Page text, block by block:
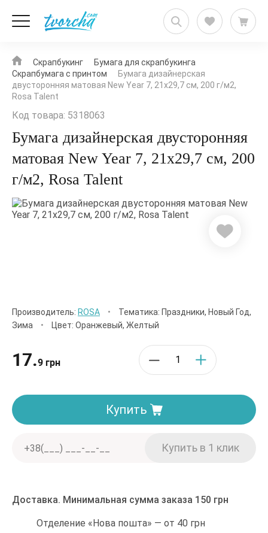
Скрапбукинг
Бумага для скрапбукинга
Скрапбумага с принтом
Бумага дизайнерская
двусторонняя матовая New Year 7, 21х29,7 см, 200 г/м2,
Rosa Talent
Код товара: 5318063
Бумага дизайнерская двусторонняя
матовая New Year 7, 21х29,7 см, 200
г/м2, Rosa Talent
Производитель: ROSA •
Тематика: Праздники, Новый Год,
Зима
• Цвет: Оранжевый, Желтый
17.9 грн
Купить
Доставка. Минимальная сумма заказа 150 грн
Отделение «Нова пошта» — от 40 грн